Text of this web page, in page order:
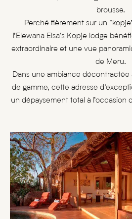
brousse.
Perché fièrement sur un
l’Elewana Elsa’s Kopje lodge
extraordinaire et une vue
de Meru.
Dans une ambiance décontractée
de gamme, cette adresse
un dépaysement total à l’occasion